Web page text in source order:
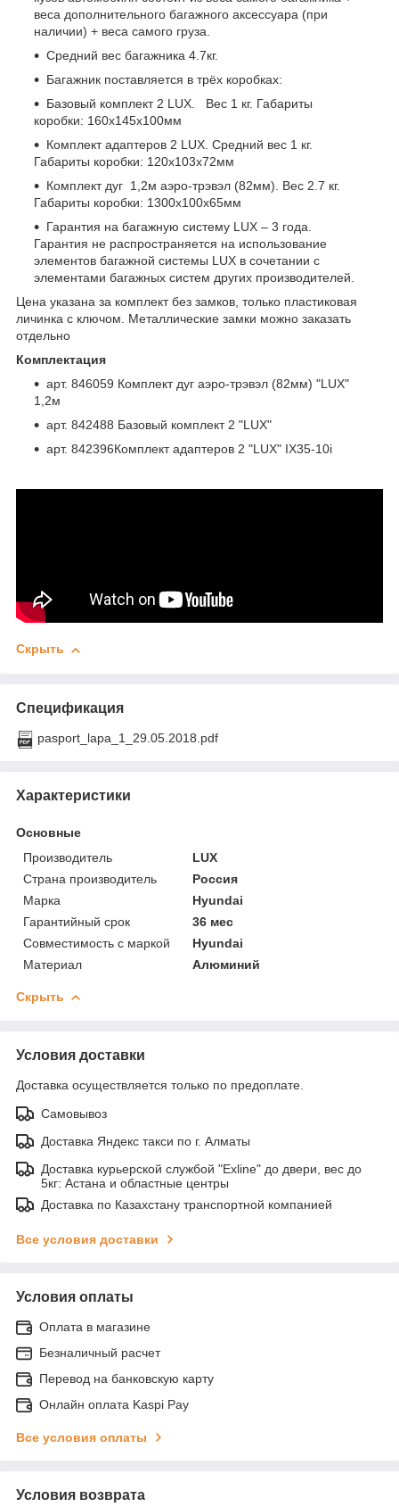
веса дополнительного багажного аксессуара (при
наличии) + веса самого груза.
Средний вес багажника 4.7кг.
Багажник поставляется в трёх коробках:
Базовый комплект 2 LUX. Вес 1 кг. Габариты
коробки: 160х145х100мм
Комплект адаптеров 2 LUX. Средний вес 1 кг.
Габариты коробки: 120х103х72мм
Комплект дуг 1,2м аэро-трэвэл (82мм). Вес 2.7 кг.
Габариты коробки: 1300х100х65мм
Гарантия на багажную систему LUX – 3 года.
Гарантия не распространяется на использование
элементов багажной системы LUX в сочетании с
элементами багажных систем других производителей.
Цена указана за комплект без замков, только пластиковая
личинка с ключом. Металлические замки можно заказать
отдельно
Комплектация
арт. 846059 Комплект дуг аэро-трэвэл (82мм) "LUX"
1,2м
арт. 842488 Базовый комплект 2 "LUX"
арт. 842396Комплект адаптеров 2 "LUX" IX35-10i
Скрыть
Спецификация
pasport_lapa_1_29.05.2018.pdf
Характеристики
Основные
Производитель
LUX
Страна производитель
Россия
Марка
Hyundai
Гарантийный срок
36 мес
Совместимость с маркой
Hyundai
Материал
Алюминий
Скрыть
Условия доставки
Доставка осуществляется только по предоплате.
Самовывоз
Доставка Яндекс такси по г. Алматы
Доставка курьерской службой "Exline" до двери, вес до
5кг: Астана и областные центры
Доставка по Казахстану транспортной компанией
Все условия доставки
Условия оплаты
Оплата в магазине
Безналичный расчет
Перевод на банковскую карту
Онлайн оплата Kaspi Pay
Все условия оплаты
Условия возврата